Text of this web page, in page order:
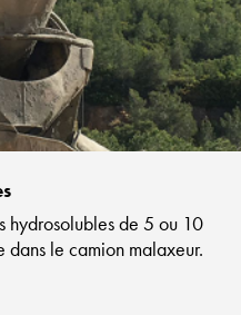
hydrosolubles de 5 ou 10
le camion malaxeur.